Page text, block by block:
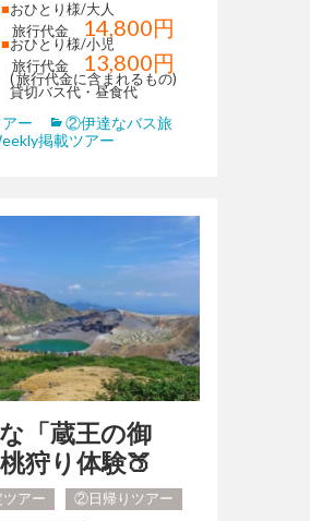
■おひとり様/大人
旅行代金
14,800円
■おひとり様/小児
旅行代金
13,800円
( 旅行代金に含まれるもの)
貸切バス代・昼食代
ー
②伊達なバス旅
掲載ツアー
「蔵王の御
狩り体験🍑
アー
②日帰りツアー